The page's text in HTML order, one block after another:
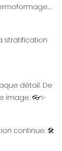
stratification
détail. De
image. 👓✨
continue. 🛠️